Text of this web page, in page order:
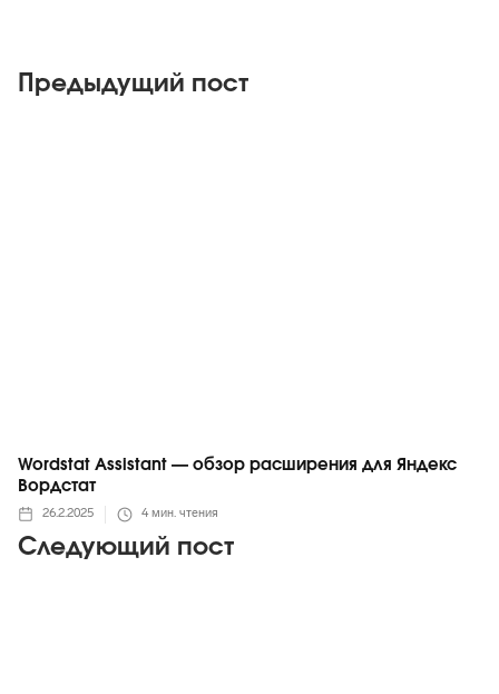
Предыдущий пост
Следующий пост
Wordstat Assistant — обзор расширения для Яндекс
Вордстат
26.2.2025 4 мин. чтения